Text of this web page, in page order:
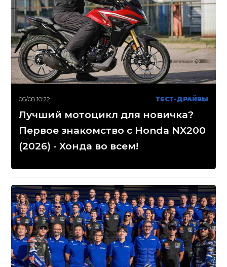
06/08 10:22 ТЕСТ-ДРАЙВЫ
Лучший мотоцикл для новичка?
Первое знакомство с Honda NX200
(2026) - Хонда во всем!